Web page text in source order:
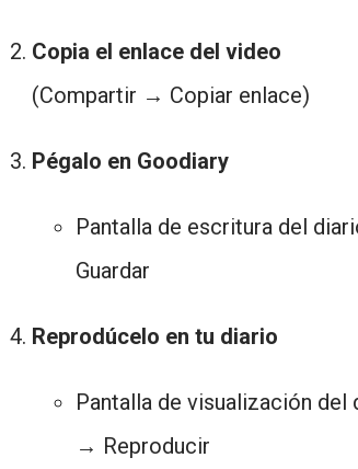
Copia el enlace del video
(Compartir → Copiar enlace)
Pégalo en Goodiary
Pantalla de escritura del
Guardar
Reprodúcelo en tu diario
Pantalla de visualización
→ Reproducir